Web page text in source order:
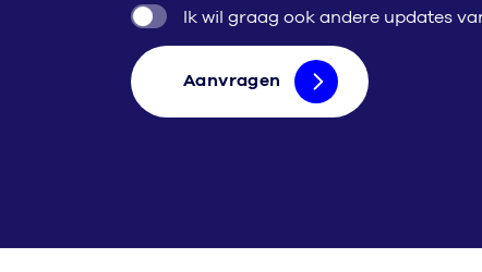
Ik wil graag ook andere updates
Aanvragen